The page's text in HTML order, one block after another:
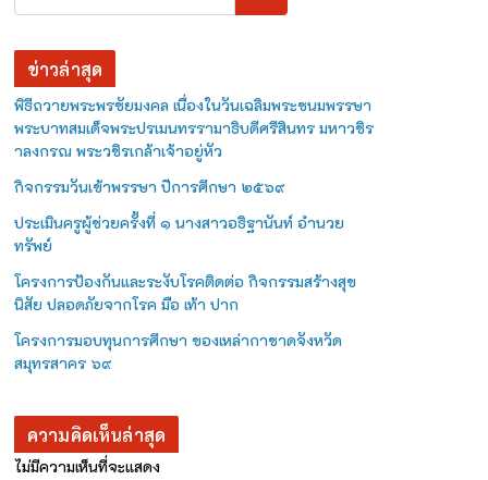
ข่าวล่าสุด
พิธีถวายพระพรชัยมงคล เนื่องในวันเฉลิมพระชนมพรรษา
พระบาทสมเด็จพระปรเมนทรรามาธิบดีศรีสินทร มหาวชิร
าลงกรณ พระวชิรเกล้าเจ้าอยู่หัว
กิจกรรมวันเข้าพรรษา ปีการศึกษา ๒๕๖๙
ประเมินครูผู้ช่วยครั้งที่ ๑ นางสาวอธิฐานันท์ อำนวย
ทรัพย์
โครงการป้องกันและระงับโรคติดต่อ กิจกรรมสร้างสุข
นิสัย ปลอดภัยจากโรค มือ เท้า ปาก
โครงการมอบทุนการศึกษา ของเหล่ากาชาดจังหวัด
สมุทรสาคร ๖๙
ความคิดเห็นล่าสุด
ไม่มีความเห็นที่จะแสดง